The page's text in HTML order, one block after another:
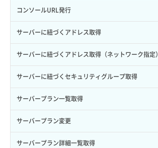
パーミッション一覧取得
ロールからパーミッションを紐づけ解除
ロールにパーミッションを紐づけ
ロール一覧取得
ロール作成
ロール削除
ロール更新
ボリュームタイプ一覧取得
ボリュームタイプ詳細取得
ボリューム一覧取得
ボリューム作成
ボリューム削除
ボリューム更新
ボリューム詳細一覧取得
コンソールURL発行
サーバーに紐づくアドレス取得
サーバーに紐づくアドレス取得（ネットワーク指定）
サーバーに紐づくセキュリティグループ取得
サーバープラン一覧取得
サーバープラン変更
サーバープラン詳細一覧取得